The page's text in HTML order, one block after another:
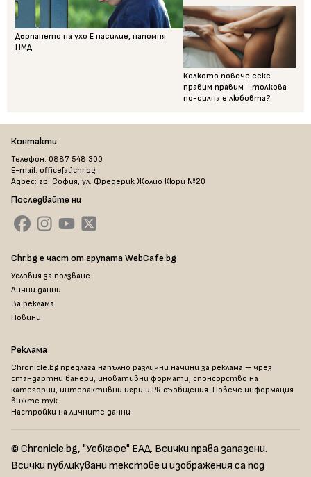
Дърпането на ухо Е насилие, напомня
НМД
Колкото повече секс
правим правим - толкова
по-силна е любовта?
Контакти
Телефон: 0887 548 300
E-mail: office[at]chr.bg
Адрес: гр. София, ул. Фредерик Жолио Кюри №20
Последвайте ни
Chr.bg е част от групата WebCafe.bg
Условия за ползване
Лични данни
За реклама
Новини
Реклама
Chronicle.bg предлага напълно различни начини за реклама – чрез
стандартни банери, иновативни формати, спонсорство на
категории, интерактивни игри и PR съобщения. Повече информация
вижте тук.
Настройки на личните данни
© Chronicle.bg, "Уебкафе" ЕАД. Всички права запазени.
Всички публикувани текстове и изображения са под